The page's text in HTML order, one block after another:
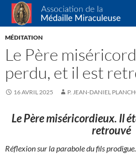
Association de la Médaille
Recherche
ALLER
AU
MÉDITATION
Le Père
perdu, et il est
16 AVRIL 2025 P. JEAN-DANIEL
Le Père miséricordieux. Il
retrouvé
Réflexion sur la parabole du fils prodigue.